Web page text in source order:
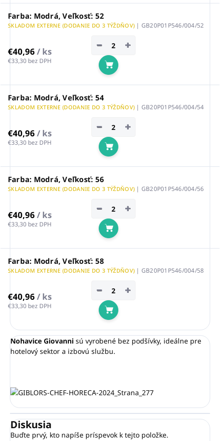
Farba: Modrá, Veľkosť: 52
SKLADOM EXTERNE (DODANIE DO 3 TÝŽDŇOV) | GB20P01P546/004/52
€40,96/ ks
€33,30 bez DPH
+
−
Do košíka
Farba: Modrá, Veľkosť: 54
SKLADOM EXTERNE (DODANIE DO 3 TÝŽDŇOV) | GB20P01P546/004/54
€40,96/ ks
€33,30 bez DPH
+
−
Do košíka
Farba: Modrá, Veľkosť: 56
SKLADOM EXTERNE (DODANIE DO 3 TÝŽDŇOV) | GB20P01P546/004/56
€40,96/ ks
€33,30 bez DPH
+
−
Do košíka
Farba: Modrá, Veľkosť: 58
SKLADOM EXTERNE (DODANIE DO 3 TÝŽDŇOV) | GB20P01P546/004/58
€40,96/ ks
€33,30 bez DPH
+
−
Do košíka
Nohavice Giovanni sú vyrobené bez podšívky, ideálne pre
hotelový sektor a izbovú službu.
Diskusia
Buďte prvý, kto napíše príspevok k tejto položke.